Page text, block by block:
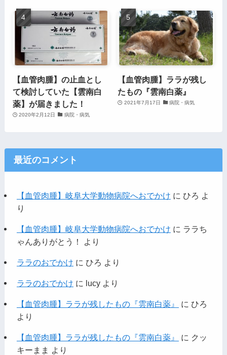
【血管肉腫】の止血とし
て検討していた【雲南白
薬】が届きました！
2020年2月12日 病院・病気
【血管肉腫】ララが残し
たもの『雲南白薬』
2021年7月17日 病院・病気
最近のコメント
【血管肉腫】岐阜大学動物病院へおでかけ に ひろ よ
り
【血管肉腫】岐阜大学動物病院へおでかけ に ララち
ゃんありがとう！
より
ララのおでかけ に ひろ より
ララのおでかけ に lucyより
【血管肉腫】ララが残したもの『雲南白薬』 に ひろ
より
【血管肉腫】ララが残したもの『雲南白薬』 に クッ
キーまま より